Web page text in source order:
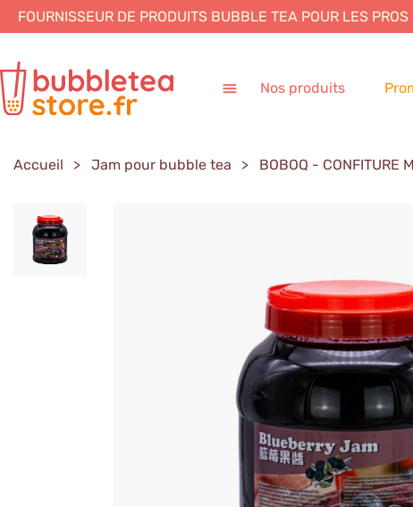
FOURNISSEUR DE PRODUITS BUBBLE TEA POUR LES PROS
Nos produits
Accueil Jam pour bubble tea BOBOQ - CONFITURE